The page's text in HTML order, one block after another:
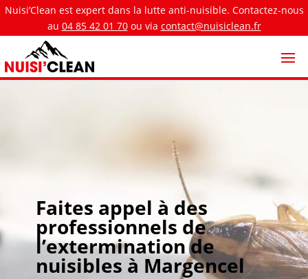
Nuisi’Clean est expert dans la lutte anti-nuisible. Contactez-nous
au 04 85 42 01 70ou via contact@nuisiclean.fr
Faites appel à des
professionnels de
l’extermination de
nuisibles à Margencel